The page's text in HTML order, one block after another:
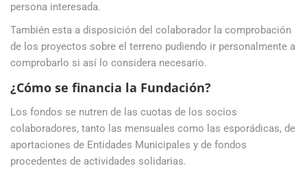
persona interesada.
También esta a disposición del colaborador la comprobación
de los proyectos sobre el terreno pudiendo ir personalmente a
comprobarlo si así lo considera necesario.
¿Cómo se financia la Fundación?
Los fondos se nutren de las cuotas de los socios
colaboradores, tanto las mensuales como las esporádicas, de
aportaciones de Entidades Municipales y de fondos
procedentes de actividades solidarias.